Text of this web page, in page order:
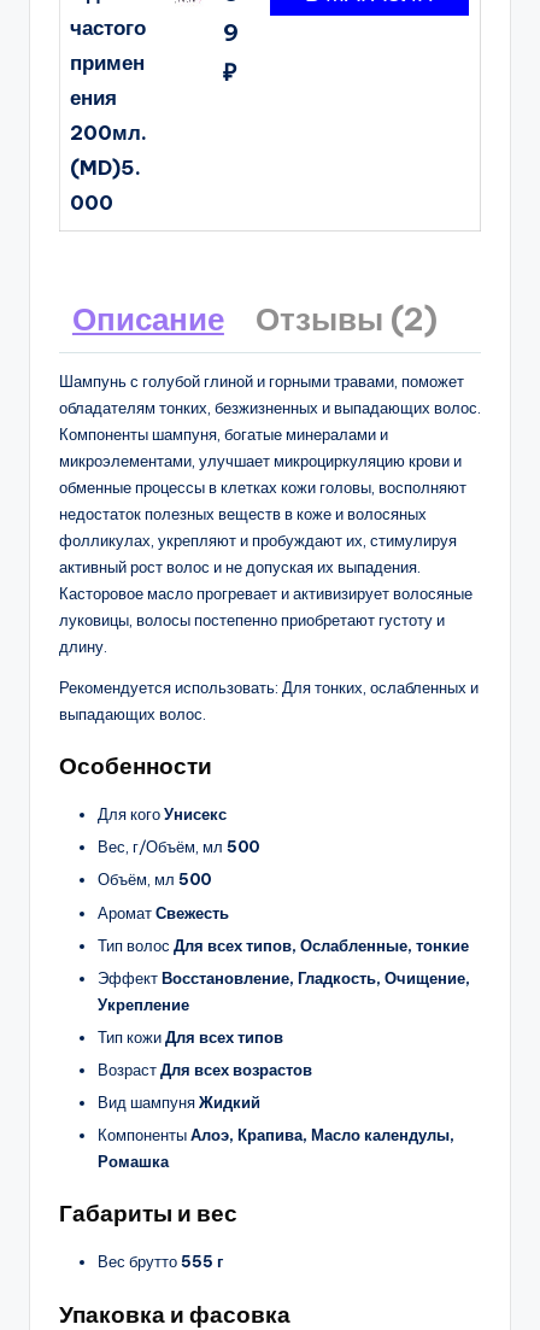
частого
примен
ения
200мл.
(MD)5.
000
9
₽
Описание Отзывы (2)
Шампунь с голубой глиной и горными травами, поможет
обладателям тонких, безжизненных и выпадающих волос.
Компоненты шампуня, богатые минералами и
микроэлементами, улучшает микроциркуляцию крови и
обменные процессы в клетках кожи головы, восполняют
недостаток полезных веществ в коже и волосяных
фолликулах, укрепляют и пробуждают их, стимулируя
активный рост волос и не допуская их выпадения.
Касторовое масло прогревает и активизирует волосяные
луковицы, волосы постепенно приобретают густоту и
длину.
Рекомендуется использовать: Для тонких, ослабленных и
выпадающих волос.
Особенности
Для когоУнисекс
Вес, г/Объём, мл 500
Объём, мл 500
АроматСвежесть
Тип волос Для всех типов, Ослабленные, тонкие
ЭффектВосстановление, Гладкость, Очищение,
Укрепление
Тип кожиДля всех типов
ВозрастДля всех возрастов
Вид шампуняЖидкий
КомпонентыАлоэ, Крапива, Масло календулы,
Ромашка
Габариты и вес
Вес брутто555 г
Упаковка и фасовка